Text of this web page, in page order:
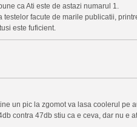
ca Ati este de astazi numarul 1.
facute de marile publicatii,
este fuficient.
un pic la zgomot va lasa coolerul pe
contra 47db stiu ca e ceva, dar nu e